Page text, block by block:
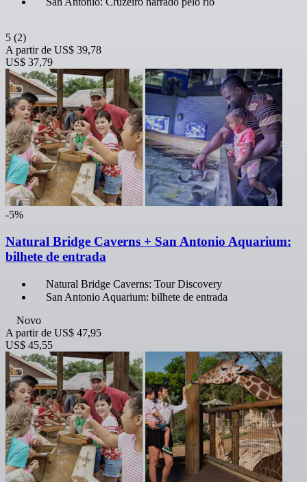
5 (2)
A partir de US$ 39,78
US$ 37,79
-5%
Natural Bridge Caverns + San Antonio Aquarium:
bilhete de entrada
Natural Bridge Caverns: Tour Discovery
San Antonio Aquarium: bilhete de entrada
Novo
A partir de US$ 47,95
US$ 45,55